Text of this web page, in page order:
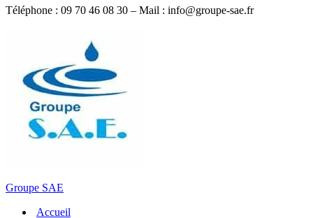
Téléphone : 09 70 46 08 30 – Mail : info@groupe-sae.fr
Groupe SAE
Accueil